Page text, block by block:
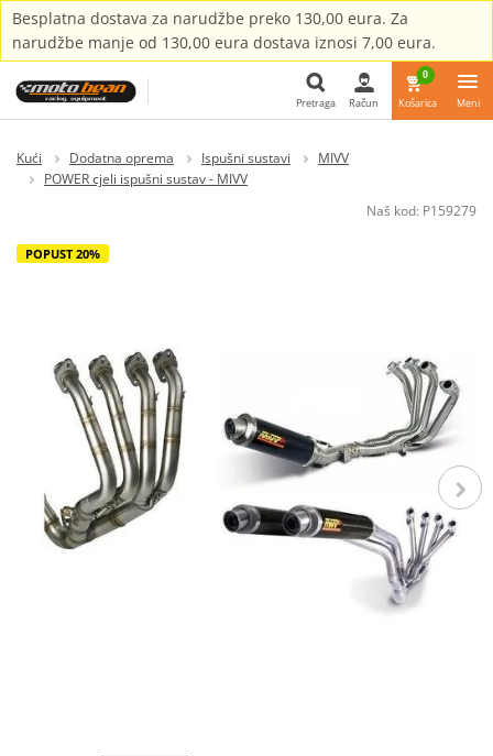
Besplatna dostava za narudžbe preko 130,00 eura. Za
narudžbe manje od 130,00 eura dostava iznosi 7,00 eura.
Pretraga Račun
0
Košarica Meni
Kući Dodatna oprema Ispušni sustavi
MIVV
POWER cjeli ispušni sustav - MIVV
Naš kod: P159279
POPUST 20%